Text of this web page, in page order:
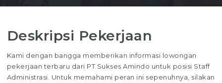
Deskripsi Pekerjaan
Kami dengan bangga memberikan informasi lowongan
pekerjaan terbaru dari PT Sukses Amindo untuk posisi Staff
Administrasi. Untuk memahami peran ini sepenuhnya, silakan